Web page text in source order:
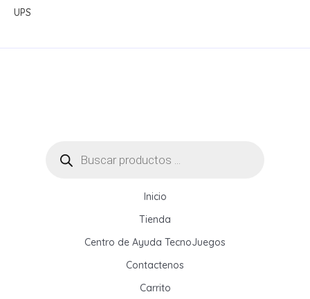
UPS
productos
Inicio
Tienda
Centro de Ayuda TecnoJuegos
Contactenos
Carrito